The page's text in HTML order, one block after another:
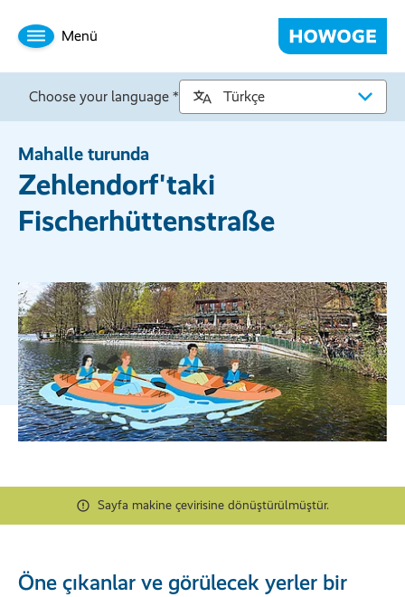
Menü
Choose your language *
Mahalle turunda
Zehlendorf'taki
Fischerhüttenstraße
Sayfa makine çevirisine dönüştürülmüştür.
Öne çıkanlar ve görülecek yerler bir